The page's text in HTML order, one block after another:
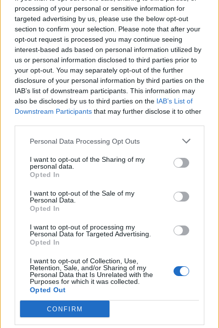
processing of your personal or sensitive information for
targeted advertising by us, please use the below opt-out
section to confirm your selection. Please note that after your
opt-out request is processed you may continue seeing
interest-based ads based on personal information utilized by
us or personal information disclosed to third parties prior to
your opt-out. You may separately opt-out of the further
disclosure of your personal information by third parties on the
IAB’s list of downstream participants. This information may
also be disclosed by us to third parties on the IAB’s List of
Downstream Participants that may further disclose it to other
Personal Data Processing Opt Outs
I want to opt-out of the Sharing of my
personal data.
Opted In
I want to opt-out of the Sale of my
Personal Data.
Opted In
I want to opt-out of processing my
Personal Data for Targeted Advertising.
Opted In
I want to opt-out of Collection, Use,
Retention, Sale, and/or Sharing of my
Personal Data that Is Unrelated with the
Purposes for which it was collected.
Opted Out
CONFIRM
γρήγορο και ελαφρύ γεύμα για μεσημέρι, θα
κρατήσετε τα επίπεδα ενέργειας σας υψηλά.
Μερικά παραδείγματα είναι σάντουιτς,
πατατοσαλάτα, hot dog, κονσέρβα
ντολμαδάκια, φακοσαλάτα με διάφορα
λαχανικά κτλ.
Δείπνο
Η ώρα του δείπνου μπορεί να είναι η καλύτερη
πατάτες στα κάρβουνα, ψητά λαχανικά και
καλαμπόκι, πατάτες σε αλουμινόχαρτο,
μακαρόνια με σάλτσα κόκκινη ή με τόνο,
ρυζότο λαχανικών, μπριάμ, ψητές γαρίδες στα
γεύματά σας εξαιρετικά νόστιμα, δοκιμάστε
να προσθέσετε διαφορετικά μπαχαρικά και
πλαστικά μπουκαλάκια που κλείνουν
αεροστεγώς.